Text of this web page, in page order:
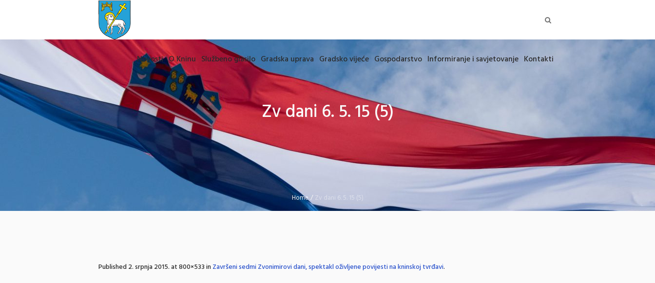
Novosti O Kninu Službeno glasilo Gradska uprava Gradsko vijeće Gospodarstvo Informiranje i savjetovanje Kontakti
Zv dani 6. 5. 15 (5)
Home /Zv dani 6. 5. 15 (5)
Published2. srpnja 2015.at 800×533 inZavršeni sedmi Zvonimirovi dani, spektakl oživljene povijesti na kninskoj tvrđavi.